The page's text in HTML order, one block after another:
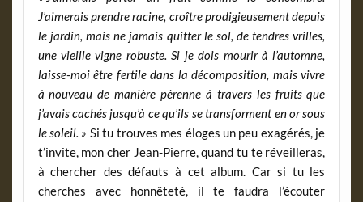
J’aimerais prendre racine, croître prodigieusement depuis
le jardin, mais ne jamais quitter le sol, de tendres vrilles,
une vieille vigne robuste. Si je dois mourir à l’automne,
laisse-moi être fertile dans la décomposition, mais vivre
à nouveau de manière pérenne à travers les fruits que
j’avais cachés jusqu’à ce qu’ils se transforment en or sous
le soleil. » Si tu trouves mes éloges un peu exagérés, je
t’invite, mon cher Jean-Pierre, quand tu te réveilleras,
à chercher des défauts à cet album. Car si tu les
cherches avec honnêteté, il te faudra l’écouter